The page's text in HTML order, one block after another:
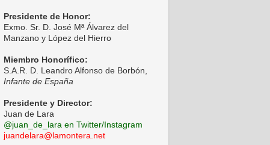
Presidente de Honor:
Exmo. Sr. D. José Mª Álvarez del
Manzano y López del Hierro
Miembro Honorífico:
S.A.R. D. Leandro Alfonso de Borbón,
Infante de España
Presidente y Director:
Juan de Lara
@juan_de_lara en Twitter/Instagram
juandelara@lamontera.net